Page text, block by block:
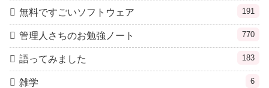
無料ですごいソフトウェア 191
管理人さちのお勉強ノート 770
語ってみました 183
雑学 6